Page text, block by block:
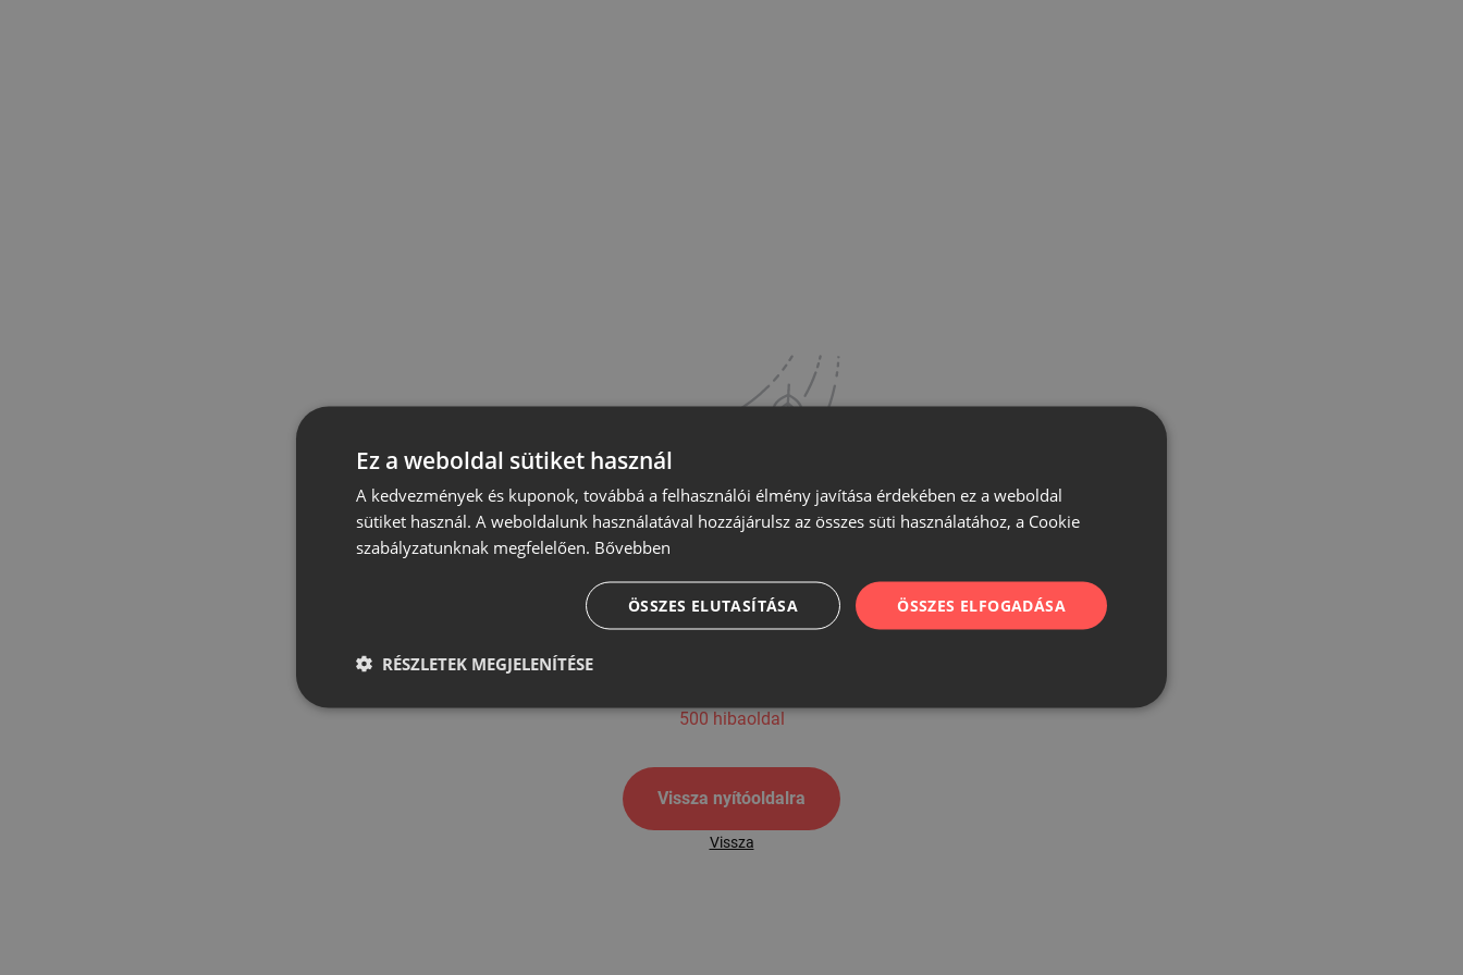
500
500 hibaoldal
Vissza nyítóoldalra
Vissza
Ez a weboldal sütiket használ
A kedvezmények és kuponok, továbbá a felhasználói élmény javítása érdekében ez a weboldal
sütiket használ. A weboldalunk használatával hozzájárulsz az összes süti használatához, a Cookie
szabályzatunknak megfelelően. Bővebben
ÖSSZES ELFOGADÁSA
ÖSSZES ELUTASÍTÁSA
RÉSZLETEK MEGJELENÍTÉSE